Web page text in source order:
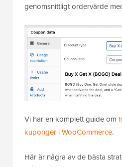
genomsnittligt ordervärde
Vi har en komplett guide om
kuponger i WooCommerce.
Här är några av de bästa